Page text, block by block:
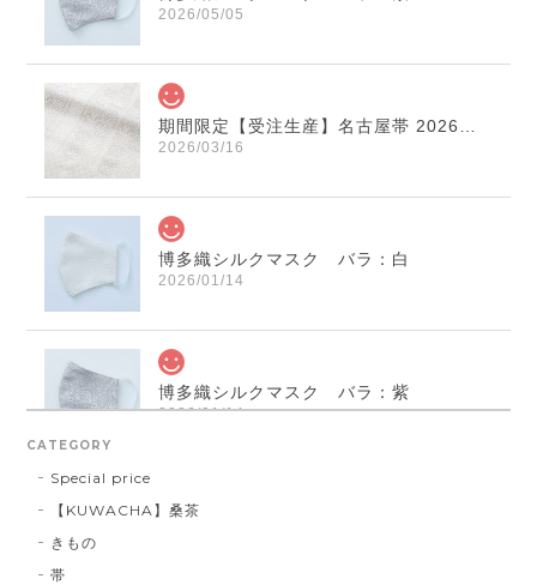
2026/05/05
期間限定【受注生産】名古屋帯 2026年干支献上 「午」変わり献上 市松：白×薄鼠
2026/03/16
博多織シルクマスク バラ：白
2026/01/14
博多織シルクマスク バラ：紫
2026/01/14
CATEGORY
Special price
【KUWACHA】桑茶
きもの
帯